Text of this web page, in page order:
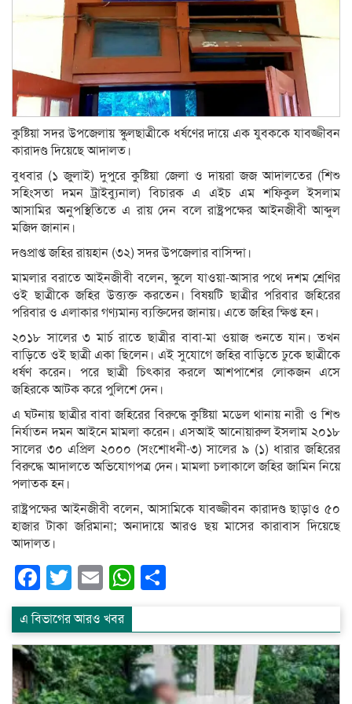
কুষ্টিয়া সদর উপজেলায় স্কুলছাত্রীকে ধর্ষণের দায়ে এক যুবককে যাবজ্জীবন
কারাদণ্ড দিয়েছে আদালত।
বুধবার (১ জুলাই) দুপুরে কুষ্টিয়া জেলা ও দায়রা জজ আদালতের (শিশু
সহিংসতা দমন ট্রাইব্যুনাল) বিচারক এ এইচ এম শফিকুল ইসলাম
আসামির অনুপস্থিতিতে এ রায় দেন বলে রাষ্ট্রপক্ষের আইনজীবী আব্দুল
মজিদ জানান।
দণ্ডপ্রাপ্ত জহির রায়হান (৩২) সদর উপজেলার বাসিন্দা।
মামলার বরাতে আইনজীবী বলেন, স্কুলে যাওয়া-আসার পথে দশম শ্রেণির
ওই ছাত্রীকে জহির উত্ত্যক্ত করতেন। বিষয়টি ছাত্রীর পরিবার জহিরের
পরিবার ও এলাকার গণ্যমান্য ব্যক্তিদের জানায়। এতে জহির ক্ষিপ্ত হন।
২০১৮ সালের ৩ মার্চ রাতে ছাত্রীর বাবা-মা ওয়াজ শুনতে যান। তখন
বাড়িতে ওই ছাত্রী একা ছিলেন। এই সুযোগে জহির বাড়িতে ঢুকে ছাত্রীকে
ধর্ষণ করেন। পরে ছাত্রী চিৎকার করলে আশপাশের লোকজন এসে
জহিরকে আটক করে পুলিশে দেন।
এ ঘটনায় ছাত্রীর বাবা জহিরের বিরুদ্ধে কুষ্টিয়া মডেল থানায় নারী ও শিশু
নির্যাতন দমন আইনে মামলা করেন। এসআই আনোয়ারুল ইসলাম ২০১৮
সালের ৩০ এপ্রিল ২০০০ (সংশোধনী-৩) সালের ৯ (১) ধারার জহিরের
বিরুদ্ধে আদালতে অভিযোগপত্র দেন। মামলা চলাকালে জহির জামিন নিয়ে
পলাতক হন।
রাষ্ট্রপক্ষের আইনজীবী বলেন, আসামিকে যাবজ্জীবন কারাদণ্ড ছাড়াও ৫০
হাজার টাকা জরিমানা; অনাদায়ে আরও ছয় মাসের কারাবাস দিয়েছে
আদালত।
Facebook
Twitter
EmailWhatsApp
এ বিভাগের আরও খবর